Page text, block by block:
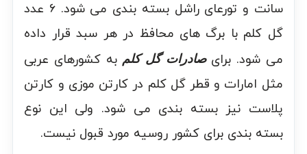
سانت و تورعای راشل بسته بندی می شود. ۶ عدد
گل کلم با برگ های محافظ در هر سبد قرار داده
می شود. برایصادرات گل کلمبه کشورهای عربی
مثل امارات و قطر گل کلم در کارتن موزی و کارتن
پلاست نیز بسته بندی می شود. ولی این نوع
بسته بندی برای کشور روسیه مورد قبول نیست.